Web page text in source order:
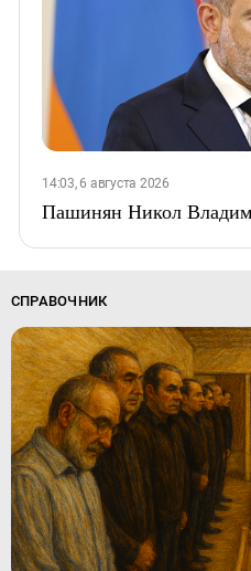
14:03, 6 августа 2026
Пашинян Никол
СПРАВОЧНИК